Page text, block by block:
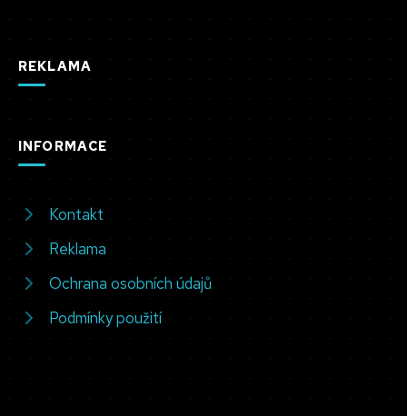
REKLAMA
INFORMACE
Kontakt
Reklama
Ochrana osobních údajů
Podmínky použití